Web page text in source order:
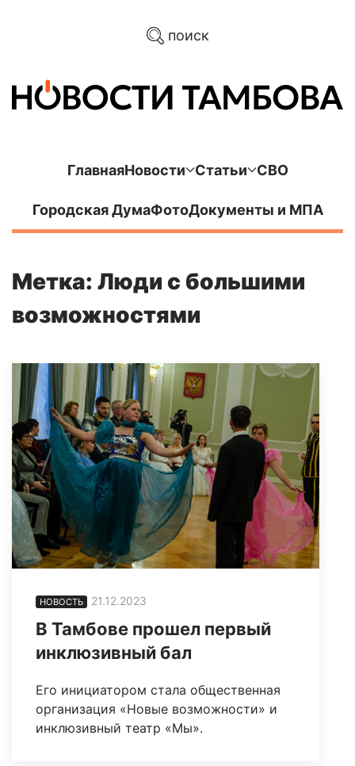
поиск
ГлавнаяНовости Статьи СВО
Городская ДумаФотоДокументы и МПА
Метка: Люди с большими
возможностями
НОВОСТЬ 21.12.2023
В Тамбове прошел первый
инклюзивный бал
Его инициатором стала общественная
организация «Новые возможности» и
инклюзивный театр «Мы».